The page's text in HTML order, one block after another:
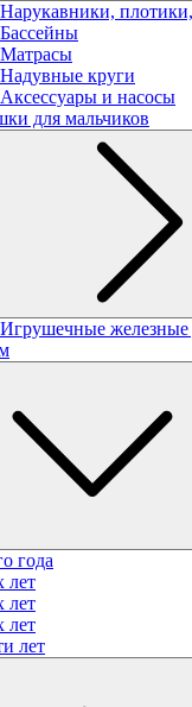
Нарукавники,
Бассейны
Матрасы
Надувные круги
Аксессуары и насосы
для мальчиков
Игрушечные железные
года
лет
лет
лет
лет